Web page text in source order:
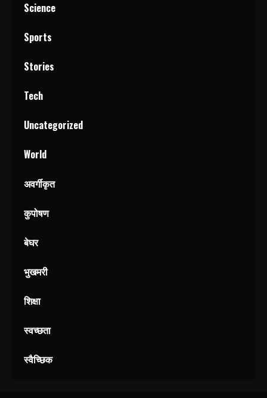
Science
Sports
Stories
Tech
Uncategorized
World
अवर्गीकृत
कुपोषण
बेघर
भुखमरी
शिक्षा
स्वच्छता
स्वैच्छिक